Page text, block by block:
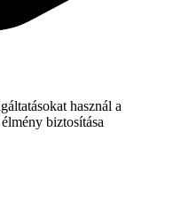
használ a
biztosítása